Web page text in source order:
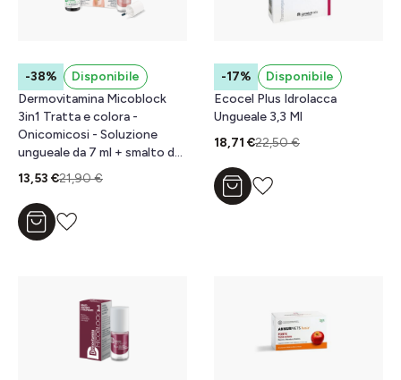
-38%
Disponibile
Dermovitamina Micoblock
3in1 Tratta e colora -
Onicomicosi - Soluzione
ungueale da 7 ml + smalto da
5 ml
13,53 €21,90 €
Aggiungi al carrello
-17%
Disponibile
Ecocel Plus Idrolacca
Ungueale 3,3 Ml
18,71 €22,50 €
Aggiungi al carrello